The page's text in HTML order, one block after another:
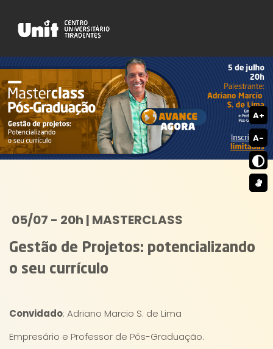
05/07 - 20h | MASTERCLASS
Gestão de Projetos: potencializando
o seu currículo
Convidado: Adriano Marcio S. de Lima
Empresário e Professor de Pós-Graduação.
A+
A-